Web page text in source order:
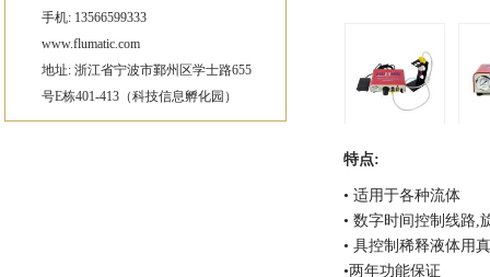
手机: 13566599333
www.flumatic.com
地址: 浙江省宁波市鄞州区学士路655
号E栋401-413（科技信息孵化园）
特点:
• 适用于各种流体
• 数字时间控制线路,
• 具控制稀释液体用
•两年功能保证